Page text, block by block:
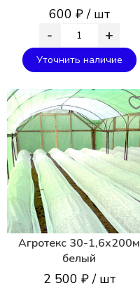
600 ₽ / шт
- +
Уточнить наличие
Агротекс 30-1,6х200м
белый
2 500 ₽ / шт